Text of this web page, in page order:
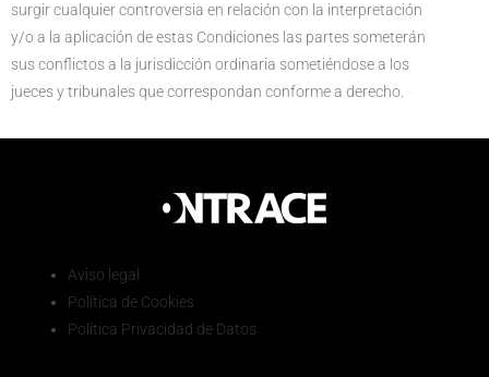
surgir cualquier controversia en relación con la interpretación
y/o a la aplicación de estas Condiciones las partes someterán
sus conflictos a la jurisdicción ordinaria sometiéndose a los
jueces y tribunales que correspondan conforme a derecho.
Aviso legal
Política de Cookies
Política Privacidad de Datos